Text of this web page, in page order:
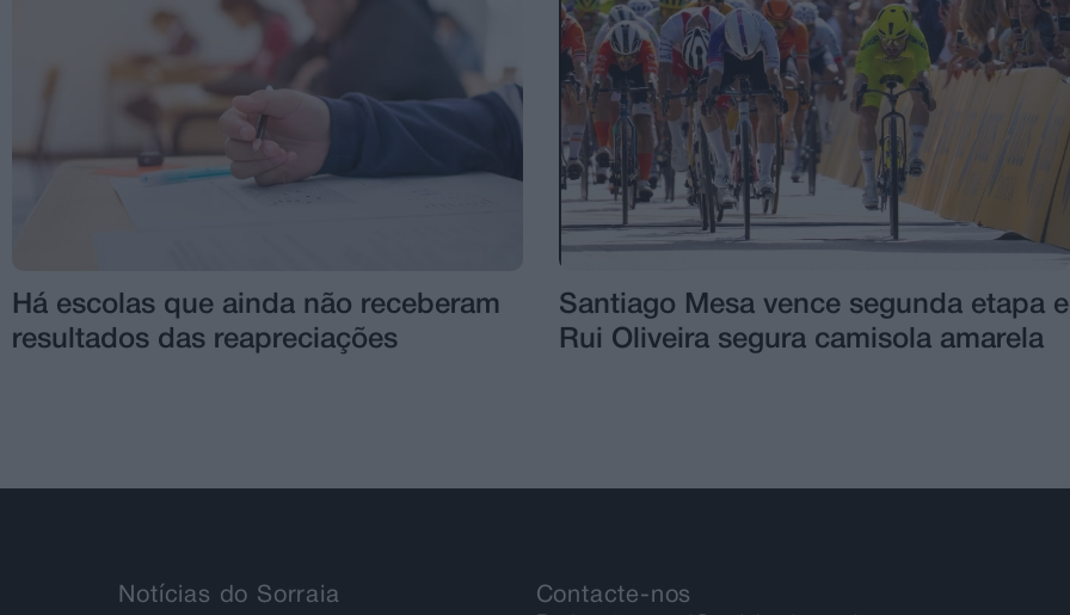
Há escolas que ainda não receberam
resultados das reapreciações
Santiago Mesa vence segunda etapa e
Rui Oliveira segura camisola amarela
Notícias do Sorraia Contacte-nos